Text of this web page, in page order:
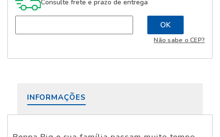
Consulte frete e prazo de entrega
Não sabe o CEP?
INFORMAÇÕES